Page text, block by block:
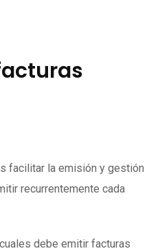
facilitar la emisión y gestión
recurrentemente cada
debe emitir facturas